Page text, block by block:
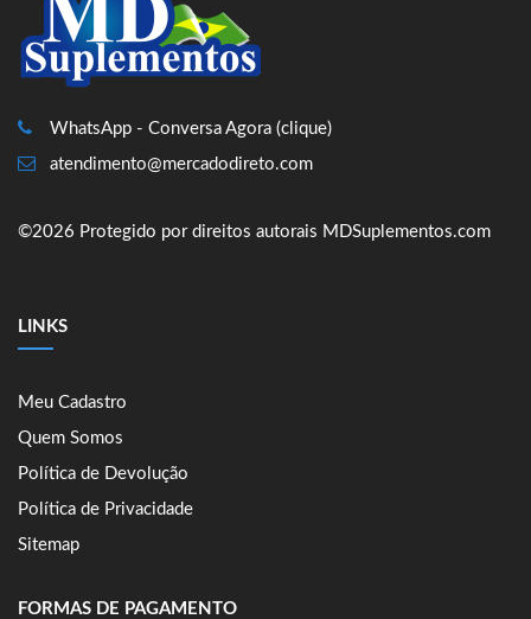
WhatsApp - Conversa Agora (clique)
atendimento@mercadodireto.com
©2026 Protegido por direitos autorais MDSuplementos.com
LINKS
Meu Cadastro
Quem Somos
Política de Devolução
Política de Privacidade
Sitemap
FORMAS DE PAGAMENTO